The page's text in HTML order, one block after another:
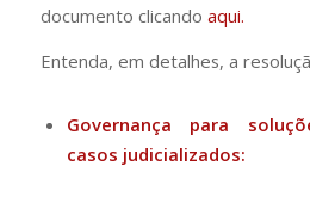
documento clicando aqui.
Entenda, em detalhes, a
Governança para
casos judicializados: